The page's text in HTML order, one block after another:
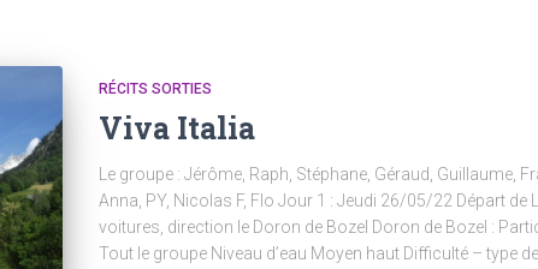
RÉCITS SORTIES
Viva Italia
Le groupe : Jérôme, Raph, Stéphane, Géraud, Guillaume,
Anna, PY, Nicolas F, Flo Jour 1 : Jeudi 26/05/22 Départ de
voitures, direction le Doron de Bozel Doron de Bozel :
Tout le groupe Niveau d’eau Moyen haut Difficulté – type